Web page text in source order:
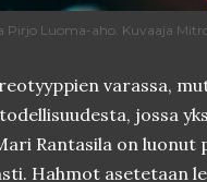
Pirjo Luoma-aho. Kuvaaja
varassa,
jossa
Rantasila on luonut
Hahmot asetetaan